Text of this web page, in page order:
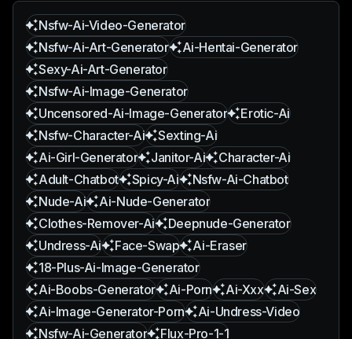
Nsfw-Ai-Video-Generator
Nsfw-Ai-Art-Generator
Ai-Hentai-Generator
Sexy-Ai-Art-Generator
Nsfw-Ai-Image-Generator
Uncensored-Ai-Image-Generator
Erotic-Ai
Nsfw-Character-Ai
Sexting-Ai
Ai-Girl-Generator
Janitor-Ai
Character-Ai
Adult-Chatbot
Spicy-Ai
Nsfw-Ai-Chatbot
Nude-Ai
Ai-Nude-Generator
Clothes-Remover-Ai
Deepnude-Generator
Undress-Ai
Face-Swap
Ai-Eraser
18-Plus-Ai-Image-Generator
Ai-Boobs-Generator
Ai-Porn Ai-Xxx
Ai-Sex
Ai-Image-Generator-Porn
Ai-Undress-Video
Nsfw-Ai-Generator
Flux-Pro-1-1